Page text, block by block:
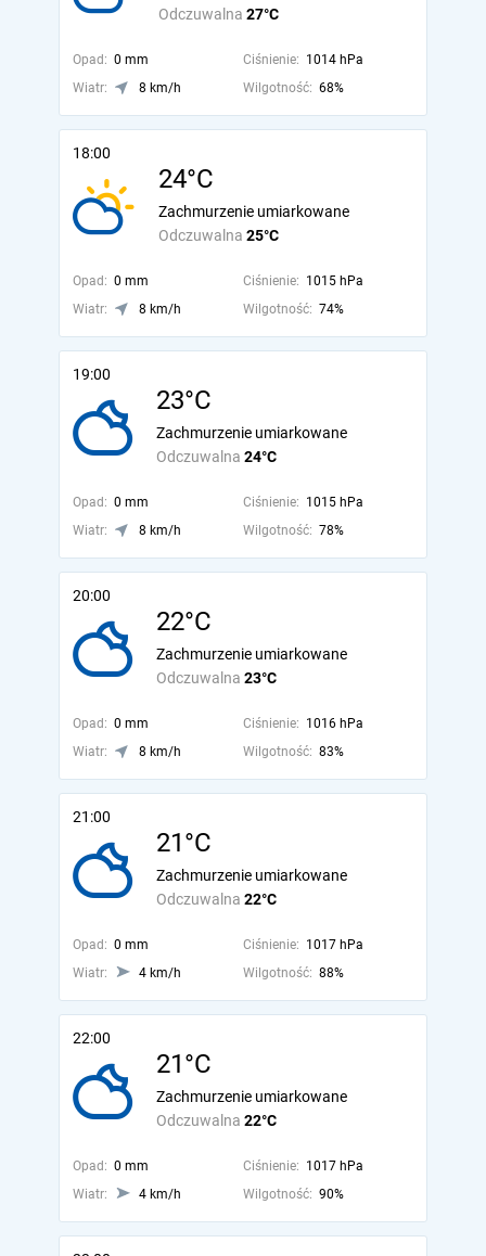
Odczuwalna 27°C
Opad: 0 mm Ciśnienie: 1014 hPa
Wiatr:
8 km/h Wilgotność: 68%
18:00
24°C
Odczuwalna 25°C
Zachmurzenie umiarkowane
Opad: 0 mm Ciśnienie: 1015 hPa
Wiatr:
8 km/h Wilgotność: 74%
19:00
23°C
Odczuwalna 24°C
Zachmurzenie umiarkowane
Opad: 0 mm Ciśnienie: 1015 hPa
Wiatr:
8 km/h Wilgotność: 78%
20:00
22°C
Odczuwalna 23°C
Zachmurzenie umiarkowane
Opad: 0 mm Ciśnienie: 1016 hPa
Wiatr:
8 km/h Wilgotność: 83%
21:00
21°C
Odczuwalna 22°C
Zachmurzenie umiarkowane
Opad: 0 mm Ciśnienie: 1017 hPa
Wiatr:
4 km/h Wilgotność: 88%
22:00
21°C
Odczuwalna 22°C
Zachmurzenie umiarkowane
Opad: 0 mm Ciśnienie: 1017 hPa
Wiatr:
4 km/h Wilgotność: 90%